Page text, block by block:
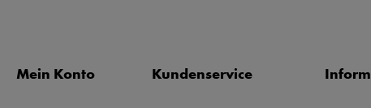
Mein Konto Kundenservice